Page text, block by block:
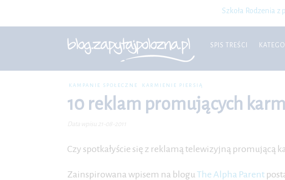
Szkoła Rodzenia z
SPIS TREŚCI
KAMPANIE SPOŁECZNE KARMIENIE PIERSIĄ
10 reklam promujących
Data wpisu 21-08-2011
Czy spotkałyście się z reklamą telewizyjną promującą
Zainspirowana wpisem na blogu The Alpha Parent